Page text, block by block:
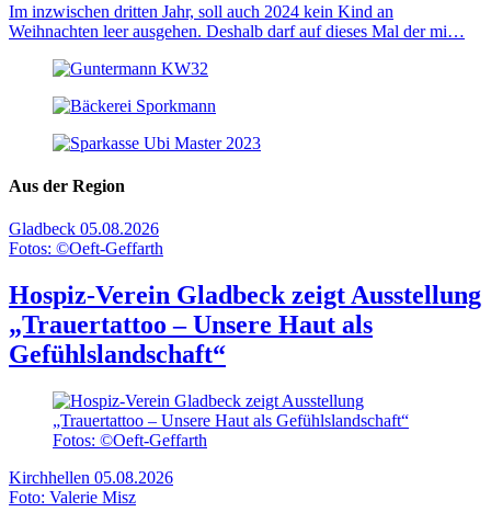
Im inzwischen dritten Jahr, soll auch 2024 kein Kind an
Weihnachten leer ausgehen. Deshalb darf auf dieses Mal der mi…
Aus der Region
Gladbeck 05.08.2026
Fotos: ©Oeft-Geffarth
Hospiz-Verein Gladbeck zeigt Ausstellung
„Trauertattoo – Unsere Haut als
Gefühlslandschaft“
Fotos: ©Oeft-Geffarth
Kirchhellen 05.08.2026
Foto: Valerie Misz